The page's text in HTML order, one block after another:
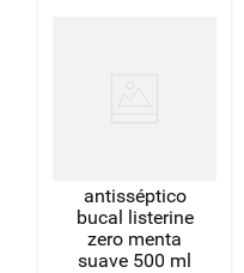
antisséptico
bucal listerine
zero menta
suave 500 ml